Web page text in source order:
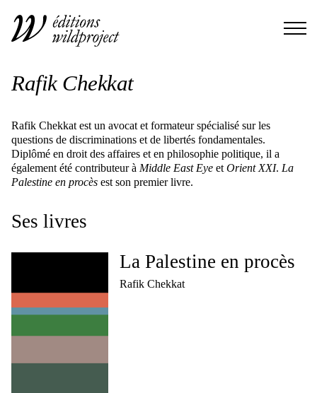
Rafik Chekkat
Rafik Chekkat est un avocat et formateur spécialisé sur les
questions de discriminations et de libertés fondamentales.
Diplômé en droit des affaires et en philosophie politique, il a
également été contributeur à Middle East Eye etOrient XXI. La
Palestine en procès est son premier livre.
Ses livres
La Palestine en procès
Rafik Chekkat